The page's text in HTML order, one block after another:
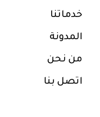
خدماتنا
المدونة
من نحن
اتصل بنا